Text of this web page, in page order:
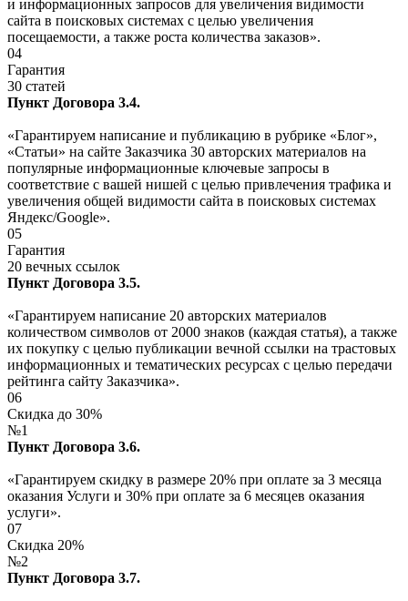
и информационных запросов для увеличения видимости
сайта в поисковых системах с целью увеличения
посещаемости, а также роста количества заказов».
04
Гарантия
30 статей
Пункт Договора 3.4.
«Гарантируем написание и публикацию в рубрике «Блог»,
«Статьи» на сайте Заказчика 30 авторских материалов на
популярные информационные ключевые запросы в
соответствие с вашей нишей с целью привлечения трафика и
увеличения общей видимости сайта в поисковых системах
Яндекс/Google».
05
Гарантия
20 вечных ссылок
Пункт Договора 3.5.
«Гарантируем написание 20 авторских материалов
количеством символов от 2000 знаков (каждая статья), а также
их покупку с целью публикации вечной ссылки на трастовых
информационных и тематических ресурсах с целью передачи
рейтинга сайту Заказчика».
06
Скидка до 30%
№1
Пункт Договора 3.6.
«Гарантируем скидку в размере 20% при оплате за 3 месяца
оказания Услуги и 30% при оплате за 6 месяцев оказания
услуги».
07
Скидка 20%
№2
Пункт Договора 3.7.